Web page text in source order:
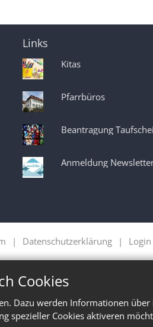
Cookies
Dazu werden Informationen
spezieller Cookies aktiveren
Links
Kitas
Pfarrbüros
Beantragung
Anmeldung
Datenschutzerklärung Login